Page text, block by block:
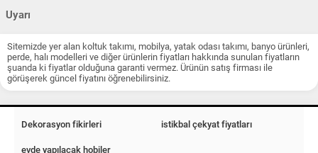
Uyarı
Sitemizde yer alan koltuk takımı, mobilya, yatak odası takımı, banyo ürünleri,
perde, halı modelleri ve diğer ürünlerin fiyatları hakkında sunulan fiyatların
şuanda ki fiyatlar olduğuna garanti vermez. Ürünün satış firması ile
görüşerek güncel fiyatını öğrenebilirsiniz.
Dekorasyon fikirleri istikbal çekyat fiyatları
evde yapılacak hobiler